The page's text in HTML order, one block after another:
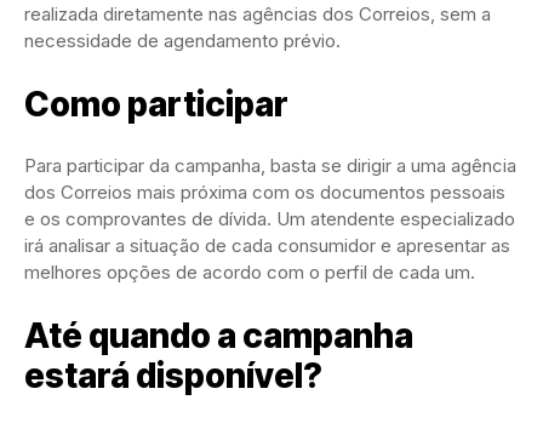
realizada diretamente nas agências dos Correios, sem a
necessidade de agendamento prévio.
Como participar
Para participar da campanha, basta se dirigir a uma agência
dos Correios mais próxima com os documentos pessoais
e os comprovantes de dívida. Um atendente especializado
irá analisar a situação de cada consumidor e apresentar as
melhores opções de acordo com o perfil de cada um.
Até quando a campanha
estará disponível?